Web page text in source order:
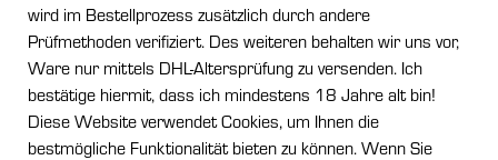
wird im Bestellprozess zusätzlich durch andere
Prüfmethoden verifiziert. Des weiteren behalten wir uns vor,
Ware nur mittels DHL-Altersprüfung zu versenden. Ich
bestätige hiermit, dass ich mindestens 18 Jahre alt bin!
Diese Website verwendet Cookies, um Ihnen die
bestmögliche Funktionalität bieten zu können. Wenn Sie